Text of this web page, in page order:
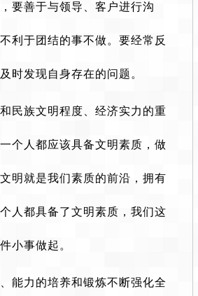
要善于与领导、客户进行沟
利于团结的事不做。要经常反
时发现自身存在的问题。
民族文明程度、经济实力的重
个人都应该具备文明素质，做
明就是我们素质的前沿，拥有
人都具备了文明素质，我们这
小事做起。
能力的培养和锻炼不断强化全